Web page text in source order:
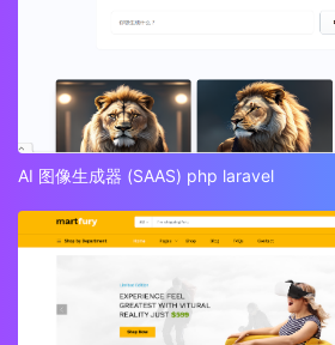
AI 图像生成器 (SAAS) php laravel